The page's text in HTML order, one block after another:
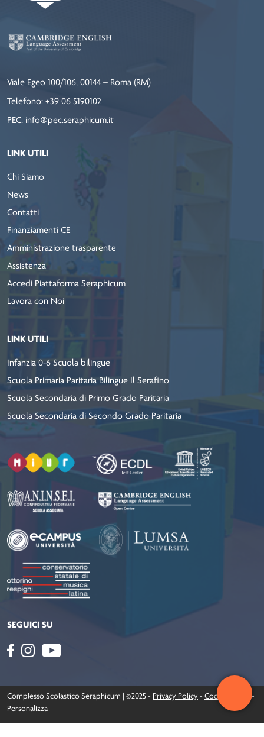
Viale Egeo 100/106, 00144 – Roma (RM)
Telefono: +39 06 5190102
PEC: info@pec.seraphicum.it
LINK UTILI
Chi Siamo
News
Contatti
Finanziamenti CE
Amministrazione trasparente
Assistenza
Accedi Piattaforma Seraphicum
Lavora con Noi
LINK UTILI
Infanzia 0-6 Scuola bilingue
Scuola Primaria Paritaria Bilingue Il Serafino
Scuola Secondaria di Primo Grado Paritaria
Scuola Secondaria di Secondo Grado Paritaria
SEGUICI SU
Complesso Scolastico Seraphicum | ©2025 - Privacy Policy - Cookie Policy
-
Personalizza